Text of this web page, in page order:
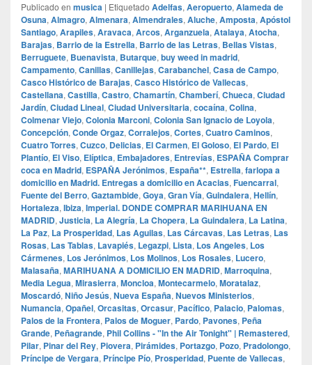
Publicado en musica | Etiquetado Adelfas, Aeropuerto, Alameda de
Osuna, Almagro, Almenara, Almendrales, Aluche, Amposta, Apóstol
Santiago, Arapiles, Aravaca, Arcos, Arganzuela, Atalaya, Atocha,
Barajas, Barrio de la Estrella, Barrio de las Letras, Bellas Vistas,
Berruguete, Buenavista, Butarque, buy weed in madrid,
Campamento, Canillas, Canillejas, Carabanchel, Casa de Campo,
Casco Histórico de Barajas, Casco Histórico de Vallecas,
Castellana, Castilla, Castro, Chamartín, Chamberí, Chueca, Ciudad
Jardín, Ciudad Lineal, Ciudad Universitaria, cocaína, Colina,
Colmenar Viejo, Colonia Marconi, Colonia San Ignacio de Loyola,
Concepción, Conde Orgaz, Corralejos, Cortes, Cuatro Caminos,
Cuatro Torres, Cuzco, Delicias, El Carmen, El Goloso, El Pardo, El
Plantío, El Viso, Elíptica, Embajadores, Entrevías, ESPAÑA Comprar
coca en Madrid, ESPAÑA Jerónimos, España**, Estrella, farlopa a
domicilio en Madrid. Entregas a domicilio en Acacias, Fuencarral,
Fuente del Berro, Gaztambide, Goya, Gran Vía, Guindalera, Hellín,
Hortaleza, Ibiza, Imperial. DONDE COMPRAR MARIHUANA EN
MADRID, Justicia, La Alegría, La Chopera, La Guindalera, La Latina,
La Paz, La Prosperidad, Las Aguilas, Las Cárcavas, Las Letras, Las
Rosas, Las Tablas, Lavapiés, Legazpi, Lista, Los Angeles, Los
Cármenes, Los Jerónimos, Los Molinos, Los Rosales, Lucero,
Malasaña, MARIHUANA A DOMICILIO EN MADRID, Marroquina,
Media Legua, Mirasierra, Moncloa, Montecarmelo, Moratalaz,
Moscardó, Niño Jesús, Nueva España, Nuevos Ministerios,
Numancia, Opañel, Orcasitas, Orcasur, Pacífico, Palacio, Palomas,
Palos de la Frontera, Palos de Moguer, Pardo, Pavones, Peña
Grande, Peñagrande, Phil Collins - "In the Air Tonight" | Remastered,
Pilar, Pinar del Rey, Piovera, Pirámides, Portazgo, Pozo, Pradolongo,
Príncipe de Vergara, Príncipe Pío, Prosperidad, Puente de Vallecas,